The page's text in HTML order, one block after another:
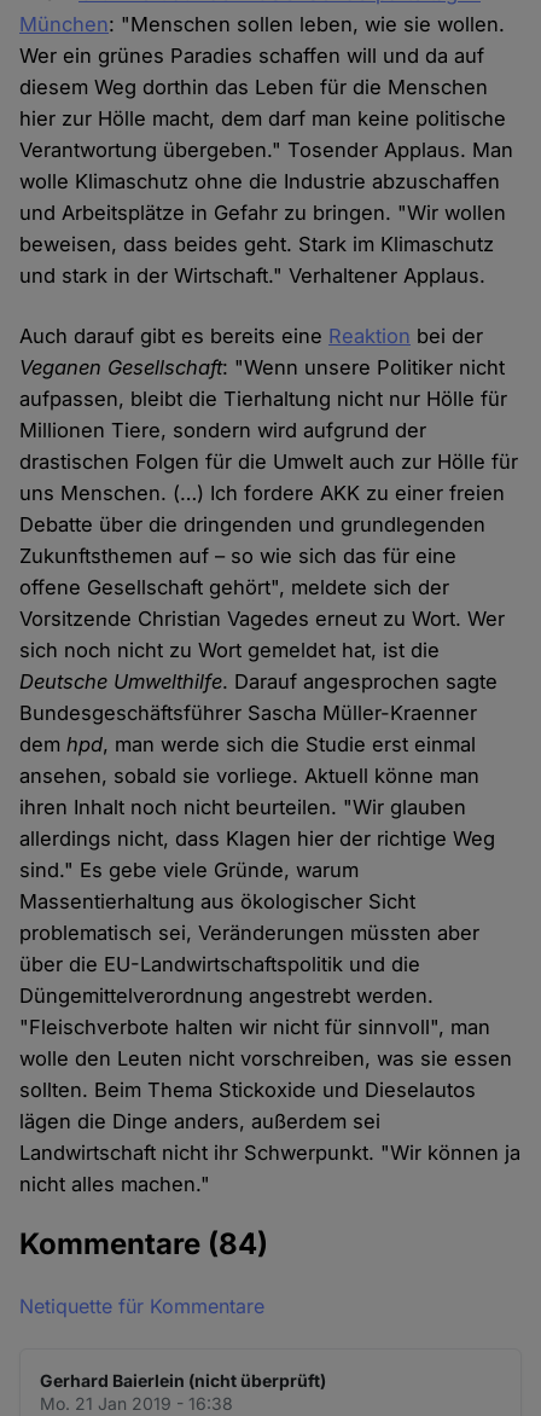
München: "Menschen sollen leben, wie sie wollen.
Wer ein grünes Paradies schaffen will und da auf
diesem Weg dorthin das Leben für die Menschen
hier zur Hölle macht, dem darf man keine politische
Verantwortung übergeben." Tosender Applaus. Man
wolle Klimaschutz ohne die Industrie abzuschaffen
und Arbeitsplätze in Gefahr zu bringen. "Wir wollen
beweisen, dass beides geht. Stark im Klimaschutz
und stark in der Wirtschaft." Verhaltener Applaus.
Auch darauf gibt es bereits eine Reaktion bei der
Veganen Gesellschaft: "Wenn unsere Politiker nicht
aufpassen, bleibt die Tierhaltung nicht nur Hölle für
Millionen Tiere, sondern wird aufgrund der
drastischen Folgen für die Umwelt auch zur Hölle für
uns Menschen. (…) Ich fordere AKK zu einer freien
Debatte über die dringenden und grundlegenden
Zukunftsthemen auf – so wie sich das für eine
offene Gesellschaft gehört", meldete sich der
Vorsitzende Christian Vagedes erneut zu Wort. Wer
sich noch nicht zu Wort gemeldet hat, ist die
Deutsche Umwelthilfe. Darauf angesprochen sagte
Bundesgeschäftsführer Sascha Müller-Kraenner
demhpd, man werde sich die Studie erst einmal
ansehen, sobald sie vorliege. Aktuell könne man
ihren Inhalt noch nicht beurteilen. "Wir glauben
allerdings nicht, dass Klagen hier der richtige Weg
sind." Es gebe viele Gründe, warum
Massentierhaltung aus ökologischer Sicht
problematisch sei, Veränderungen müssten aber
über die EU-Landwirtschaftspolitik und die
Düngemittelverordnung angestrebt werden.
"Fleischverbote halten wir nicht für sinnvoll", man
wolle den Leuten nicht vorschreiben, was sie essen
sollten. Beim Thema Stickoxide und Dieselautos
lägen die Dinge anders, außerdem sei
Landwirtschaft nicht ihr Schwerpunkt. "Wir können ja
nicht alles machen."
Kommentare (84)
Netiquette für Kommentare
Gerhard Baierlein (nicht überprüft)
Mo. 21 Jan 2019 - 16:38